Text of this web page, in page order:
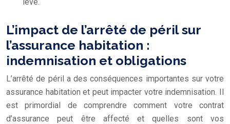
L’impact de l’arrêté de péril sur
l’assurance habitation :
indemnisation et obligations
L’arrêté de péril a des conséquences importantes sur votre
assurance habitation et peut impacter votre indemnisation. Il
est primordial de comprendre comment votre contrat
d’assurance peut être affecté et quelles sont vos